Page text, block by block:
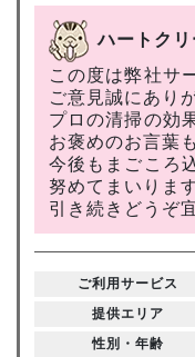
ハートクリ
この度は弊社サ
ご意見誠にあり
プロの清掃の効
お褒めのお言葉
今後もまごころ
努めてまいりま
引き続きどうぞ
ご利用サービス
提供エリア
性別・年齢